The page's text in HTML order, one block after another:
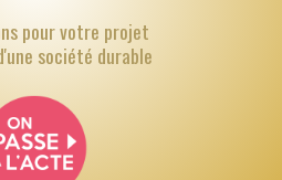
pourvotre projet
société durable